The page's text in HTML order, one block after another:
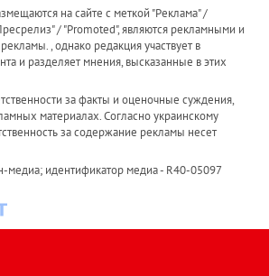
на сайте с меткой "Реклама" /
/ "Promoted", являются рекламными и
, однако редакция участвует в
и разделяет мнения, высказанные в этих
за факты и оценочные суждения,
материалах. Согласно украинскому
за содержание рекламы несет
медиа; идентификатор медиа - R40-05097